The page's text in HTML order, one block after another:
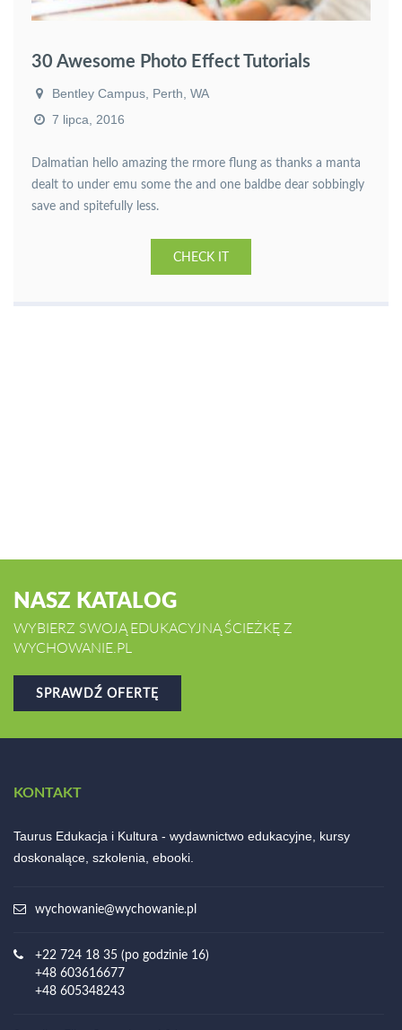
30 Awesome Photo Effect Tutorials
Bentley Campus, Perth, WA
7 lipca, 2016
Dalmatian hello amazing the rmore flung as thanks a manta
dealt to under emu some the and one baldbe dear sobbingly
save and spitefully less.
CHECK IT
NASZ KATALOG
WYBIERZ SWOJĄ EDUKACYJNĄ ŚCIEŻKĘ Z
WYCHOWANIE.PL
SPRAWDŹ OFERTĘ
KONTAKT
Taurus Edukacja i Kultura - wydawnictwo edukacyjne, kursy
doskonalące, szkolenia, ebooki.
wychowanie@wychowanie.pl
+22 724 18 35 (po godzinie 16)
+48 603616677
+48 605348243